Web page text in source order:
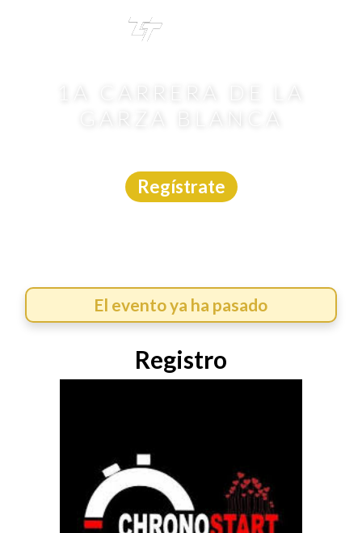
1A CARRERA DE LA
GARZA BLANCA
Regístrate
El evento ya ha pasado
Registro